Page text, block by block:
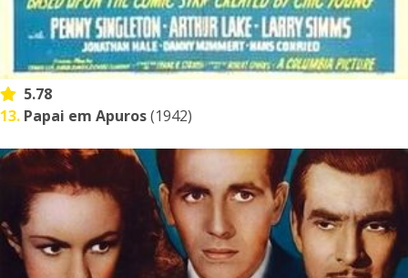
5.78
13. Papai em Apuros(1942)